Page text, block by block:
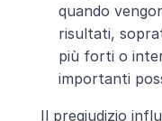
quando
risultati,
più forti o
importanti
Il pregiudizio